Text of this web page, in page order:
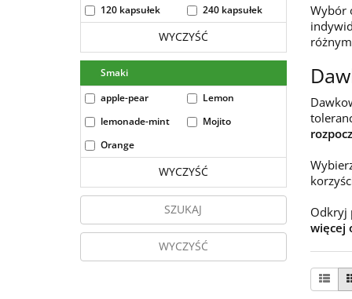
Lemon lime -
Natural
Pineapple
Pomarańcz
Salted carmel
Tropic
Tropic
120 kapsułek
240 kapsułek
WYCZYŚĆ
Smaki
apple-pear
Lemon
lemonade-mint
Mojito
Orange
WYCZYŚĆ
SZUKAJ
WYCZYŚĆ
Wybór
Odkryj
więcej